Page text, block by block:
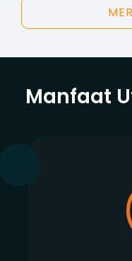
Manfaat